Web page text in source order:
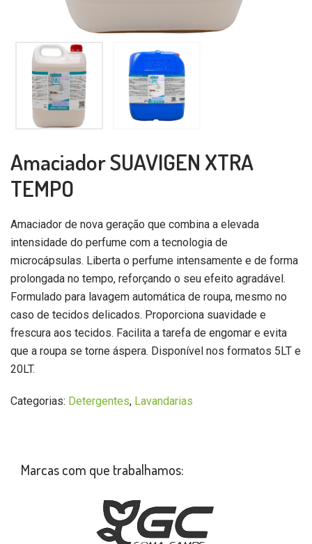
Amaciador SUAVIGEN XTRA
TEMPO
Amaciador de nova geração que combina a elevada
intensidade do perfume com a tecnologia de
microcápsulas. Liberta o perfume intensamente e de forma
prolongada no tempo, reforçando o seu efeito agradável.
Formulado para lavagem automática de roupa, mesmo no
caso de tecidos delicados. Proporciona suavidade e
frescura aos tecidos. Facilita a tarefa de engomar e evita
que a roupa se torne áspera. Disponível nos formatos 5LT e
20LT.
Categorias: Detergentes, Lavandarias
Marcas com que trabalhamos: